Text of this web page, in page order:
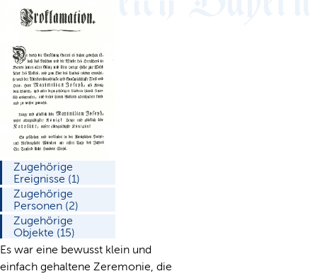
Zugehörige
Ereignisse (1)
Zugehörige
Personen (2)
Zugehörige
Objekte (15)
Es war eine bewusst klein und
einfach gehaltene Zeremonie, die